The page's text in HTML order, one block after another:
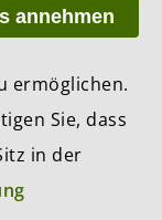
die
kommt Henry
Schluss,...
annehmen
ermöglichen.
Sie, dass
in der